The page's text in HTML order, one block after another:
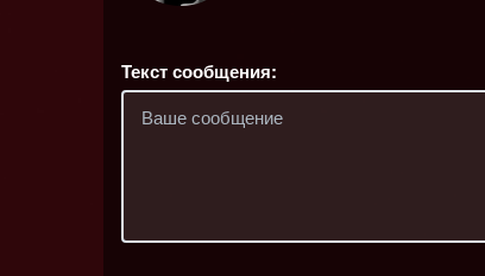
Текст сообщения: